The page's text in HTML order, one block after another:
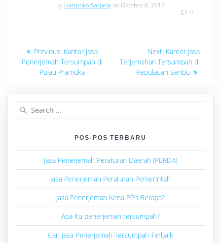
by Harmoko Sarjana on Oktober 6, 2017
0
Navigasi
pos
Previous: Previous
post:
Kantor Jasa
Penerjemah Tersumpah di
Pulau Pramuka
Next: Next
post:
Kantor Jasa
Terjemahan Tersumpah di
Kepulauan Seribu
POS-POS TERBARU
Jasa Penerjemah Peraturan Daerah (PERDA)
Jasa Penerjemah Peraturan Pemerintah
Jasa Penerjemah Kena PPh Berapa?
Apa itu penerjemah tersumpah?
Cari Jasa Penerjemah Tersumpah Terbaik